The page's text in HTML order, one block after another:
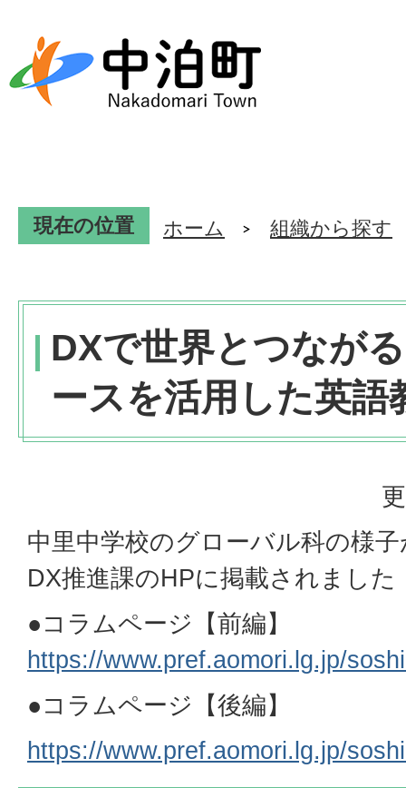
現在の位置 ホーム 組織から探す
DXで世界とつなが
ースを活用した英語
中里中学校のグローバル科の様
DX推進課のHPに掲載されました
●コラムページ【前編】
https://www.pref.aomori.lg.jp/
●コラムページ【後編】
https://www.pref.aomori.lg.jp/